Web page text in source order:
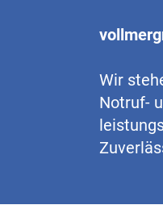
Wir
Notruf-